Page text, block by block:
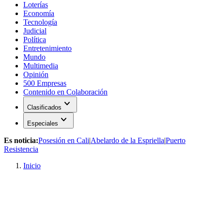
Loterías
Economía
Tecnología
Judicial
Política
Entretenimiento
Mundo
Multimedia
Opinión
500 Empresas
Contenido en Colaboración
Clasificados expand_more
Especiales expand_more
Es noticia:Posesión en Cali|Abelardo de la Espriella|Puerto
Resistencia
Inicio